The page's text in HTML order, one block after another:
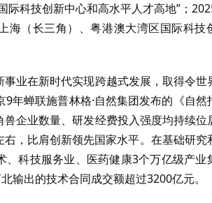
际科技创新中心和高水平人才高地”；
海（长三角）、粤港澳大湾区国际科技
业在新时代实现跨越式发展，取得令世
年蝉联施普林格·自然集团发布的《自
企业数量、研发经费投入强度均持续位
，比肩创新领先国家水平。在基础研究
科技服务业、医药健康3个万亿级产业
输出的技术合同成交额超过3200亿元。